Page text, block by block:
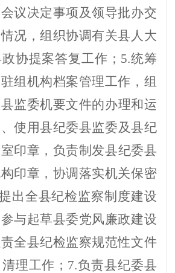
议决定事项及领导批办交
况，组织协调有关县人大
协提案答复工作 ； 5.统筹
组机构档案管理工作， 组
监委机要文件的办理和运
使用县纪委县监委及县纪
印章，负责制发县纪委县
印章， 协调落实机关保密
出全县纪检监察制度建设
与起草县委党风廉政建设
全县纪检监察规范性文件
理工作 ； 7.负责县纪委县